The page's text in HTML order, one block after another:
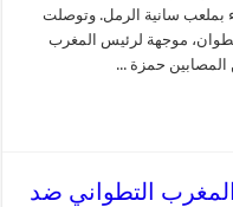
بملعب سانية الرمل. وتوصلت
موجهة لرئيس المغرب
المصابين حمزة ...
التطواني ضد